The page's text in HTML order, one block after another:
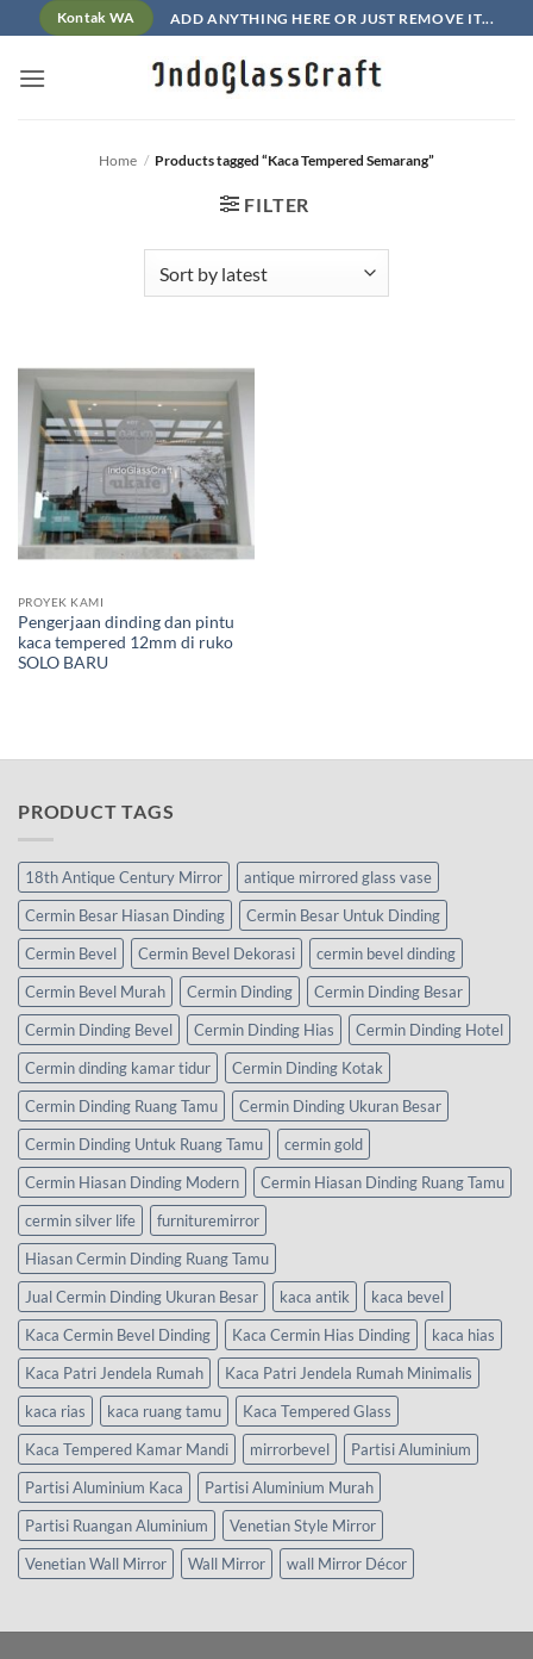
to
content
Kontak WA ADD ANYTHING HERE OR JUST REMOVE IT...
Home / Products tagged “Kaca Tempered Semarang”
FILTER
PROYEK KAMI
Pengerjaan dinding dan pintu
kaca tempered 12mm di ruko
SOLO BARU
PRODUCT TAGS
18th Antique Century Mirror
antique mirrored glass vase
Cermin Besar Hiasan Dinding
Cermin Besar Untuk Dinding
Cermin Bevel
Cermin Bevel Dekorasi
cermin bevel dinding
Cermin Bevel Murah
Cermin Dinding
Cermin Dinding Besar
Cermin Dinding Bevel
Cermin Dinding Hias
Cermin Dinding Hotel
Cermin dinding kamar tidur
Cermin Dinding Kotak
Cermin Dinding Ruang Tamu
Cermin Dinding Ukuran Besar
Cermin Dinding Untuk Ruang Tamu
cermin gold
Cermin Hiasan Dinding Modern
Cermin Hiasan Dinding Ruang Tamu
cermin silver life
furnituremirror
Hiasan Cermin Dinding Ruang Tamu
Jual Cermin Dinding Ukuran Besar
kaca antik
kaca bevel
Kaca Cermin Bevel Dinding
Kaca Cermin Hias Dinding
kaca hias
Kaca Patri Jendela Rumah
Kaca Patri Jendela Rumah Minimalis
kaca rias
kaca ruang tamu
Kaca Tempered Glass
Kaca Tempered Kamar Mandi
mirrorbevel
Partisi Aluminium
Partisi Aluminium Kaca
Partisi Aluminium Murah
Partisi Ruangan Aluminium
Venetian Style Mirror
Venetian Wall Mirror
Wall Mirror wall Mirror Décor